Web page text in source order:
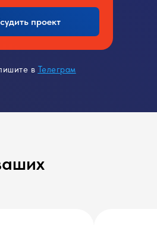
в Телеграм
проект